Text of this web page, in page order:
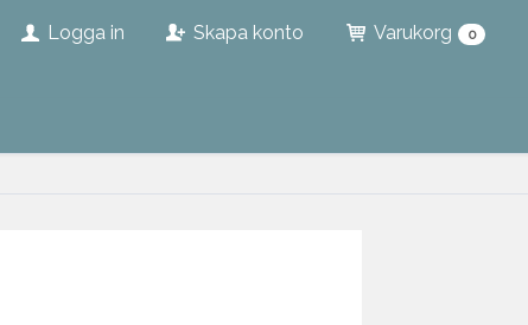
Logga in Skapa konto Varukorg 0